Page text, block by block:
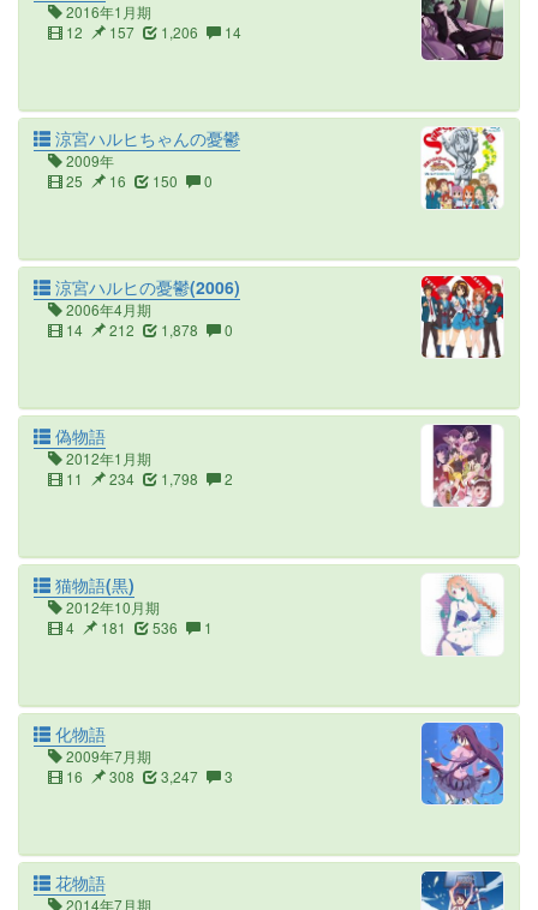
2016年1月期
12
157 1,206 14
涼宮ハルヒちゃんの憂鬱
2009年
25
16 150 0
涼宮ハルヒの憂鬱(2006)
2006年4月期
14
212 1,878 0
偽物語
2012年1月期
11
234 1,798 2
猫物語(黒)
2012年10月期
4
181 536 1
化物語
2009年7月期
16
308 3,247 3
花物語
2014年7月期